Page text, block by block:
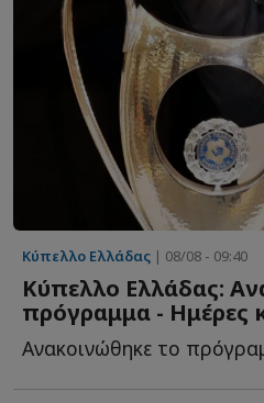
Κύπελλο Ελλάδας | 08/08 - 09:40
Κύπελλο Ελλάδας:
πρόγραμμα - Ημέρες